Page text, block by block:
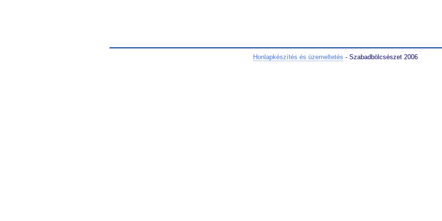
Honlapkészítés és üzemeltetés - Szabadbölcsészet 2006